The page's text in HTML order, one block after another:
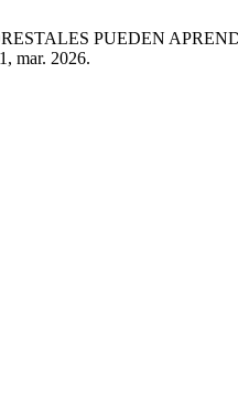
PUEDEN
mar. 2026.